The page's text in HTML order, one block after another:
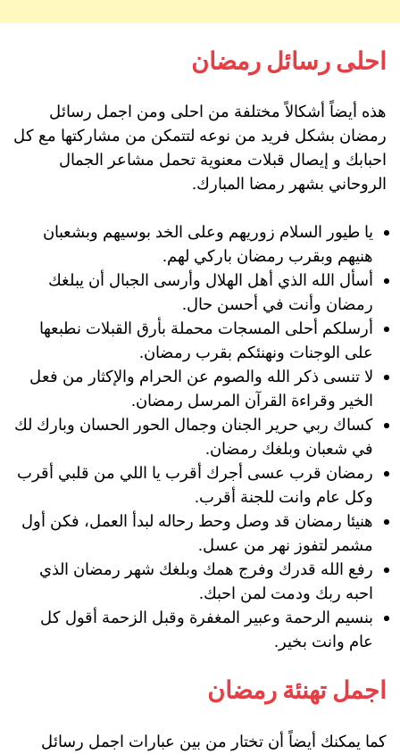
احلى رسائل رمضان
هذه أيضاً أشكالاً مختلفة من احلى ومن اجمل رسائل
رمضان بشكل فريد من نوعه لتتمكن من مشاركتها مع كل
احبابك و إيصال قبلات معنوية تحمل مشاعر الجمال
الروحاني بشهر رمضا المبارك.
يا طيور السلام زوريهم وعلى الخد بوسيهم وبشعبان
هنيهم وبقرب رمضان باركي لهم.
أسأل الله الذي أهل الهلال وأرسى الجبال أن يبلغك
رمضان وأنت في أحسن حال.
أرسلكم أحلى المسجات محملة بأرق القبلات نطبعها
على الوجنات ونهنئكم بقرب رمضان.
لا تنسى ذكر الله والصوم عن الحرام والإكثار من فعل
الخير وقراءة القرآن المرسل رمضان.
كساك ربي حرير الجنان وجمال الحور الحسان وبارك لك
في شعبان وبلغك رمضان.
رمضان قرب عسى أجرك أقرب يا اللي من قلبي أقرب
وكل عام وانت للجنة أقرب.
هنيئا رمضان قد وصل وحط رحاله لبدأ العمل، فكن أول
مشمر لتفوز نهر من عسل.
رفع الله قدرك وفرج همك وبلغك شهر رمضان الذي
احبه ربك ودمت لمن احبك.
بنسيم الرحمة وعبير المغفرة وقبل الزحمة أقول كل
عام وانت بخير.
اجمل تهنئة رمضان
كما يمكنك أيضاً أن تختار من بين عبارات اجمل رسائل